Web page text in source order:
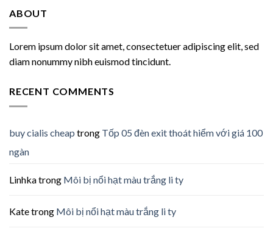
ABOUT
Lorem ipsum dolor sit amet, consectetuer adipiscing elit, sed
diam nonummy nibh euismod tincidunt.
RECENT COMMENTS
buy cialis cheap trong Tốp 05 đèn exit thoát hiểm với giá 100
ngàn
Linhkatrong Môi bị nổi hạt màu trắng li ty
Katetrong Môi bị nổi hạt màu trắng li ty